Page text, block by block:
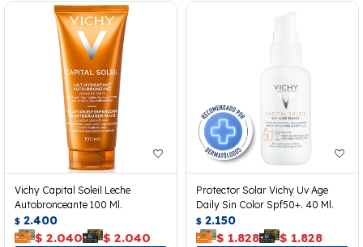
Vichy Capital Soleil Leche
Autobronceante 100 Ml.
$ 2.400
$ 2.040 $ 2.040
Protector Solar Vichy Uv Age
Daily Sin Color Spf50+. 40 Ml.
$ 2.150
$ 1.828 $ 1.828